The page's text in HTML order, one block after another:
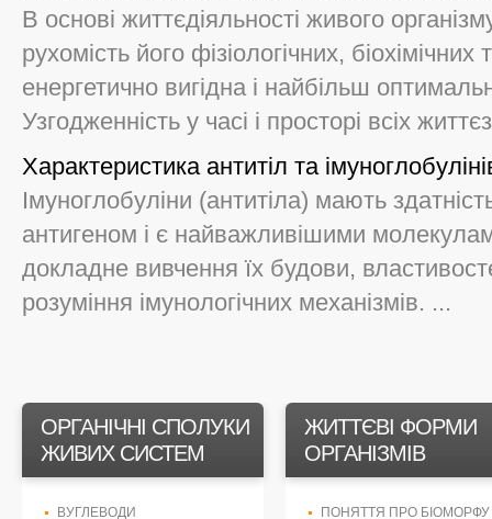
В основі життєдіяльності живого
рухомість його фізіологічних,
енергетично вигідна і найбільш
Узгодженність у часі і просторі всіх
Характеристика антитіл та
Імуноглобуліни (антитіла) мають
антигеном і є найважливішими
докладне вивчення їх будови,
розуміння імунологічних механізмів. ...
ОРГАНІЧНІ СПОЛУКИ
ЖИВИХ СИСТЕМ
ВУГЛЕВОДИ
ЖИТТЄВІ ФОРМИ
ОРГАНІЗМІВ
ПОНЯТТЯ ПРО БІОМОРФУ